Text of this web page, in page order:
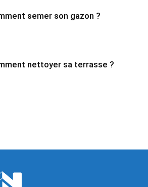
semer son gazon ?
nettoyer sa terrasse ?